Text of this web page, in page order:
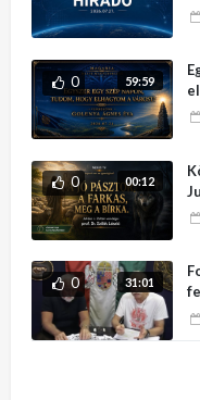
59:59
0
00:12
0
31:01
0